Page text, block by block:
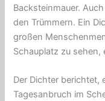
Backsteinmauer.
den Trümmern. Ein
großen
Schauplatz zu sehen,
Der Dichter berichtet,
Tagesanbruch im